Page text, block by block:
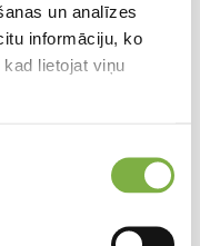
un analīzes
informāciju, ko
lietojat viņu